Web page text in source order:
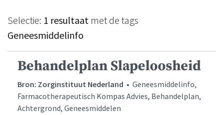
Selectie: 1 resultaat met de tags
Geneesmiddelinfo
Behandelplan Slapeloosheid
Bron: Zorginstituut Nederland • Geneesmiddelinfo,
Farmacotherapeutisch Kompas Advies, Behandelplan,
Achtergrond, Geneesmiddelen